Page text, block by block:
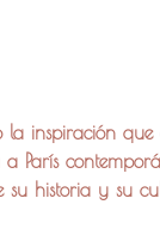
la inspiración
París
su historia y su